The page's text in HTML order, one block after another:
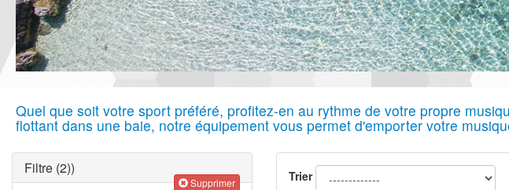
Quel que soit votre sport préféré, profitez-en au rythme de votre propre
flottant dans une baie, notre équipement vous permet d'emporter votre
Trier
Filtre (2))
Supprimer